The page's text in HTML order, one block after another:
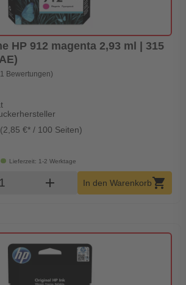
HP 912 magenta 2,93 ml | 315
Bewertungen)
€* / 100 Seiten)
Lieferzeit: 1-2 Werktage
Warenkorb Menge
add In den Warenkorbshopping_cart